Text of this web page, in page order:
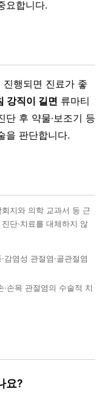
요합니다.
행되면 진료가 좋
강직이 길면 류마티
단 후 약물·보조기 등
을 판단합니다.
회지와 의학 교과서 등 근
단·치료를 대체하지 않
염성 관절염·골관절염
손목 관절염의 수술적 치
요?